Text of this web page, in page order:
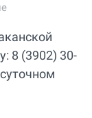
8 (3902) 30-